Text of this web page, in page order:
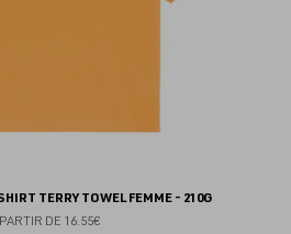
TERRY TOWEL FEMME - 210G
DE 16.55€